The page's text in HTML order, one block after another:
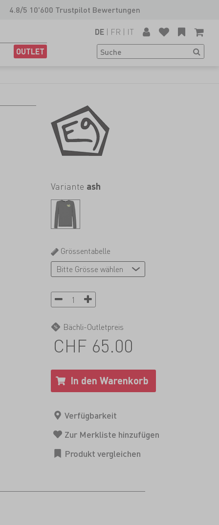
4.8/5 10'600 Trustpilot Bewertungen
OUTLET
DE | FR | IT
Variante ash
Grössentabelle
Bächli-Outletpreis
CHF 65.00